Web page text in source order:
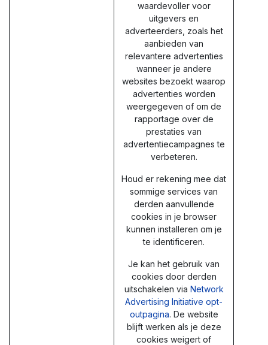
waardevoller voor
uitgevers en
adverteerders, zoals het
aanbieden van
relevantere advertenties
wanneer je andere
websites bezoekt waarop
advertenties worden
weergegeven of om de
rapportage over de
prestaties van
advertentiecampagnes te
verbeteren.
Houd er rekening mee dat
sommige services van
derden aanvullende
cookies in je browser
kunnen installeren om je
te identificeren.
Je kan het gebruik van
cookies door derden
uitschakelen via Network
Advertising Initiative opt-
outpagina. De website
blijft werken als je deze
cookies weigert of